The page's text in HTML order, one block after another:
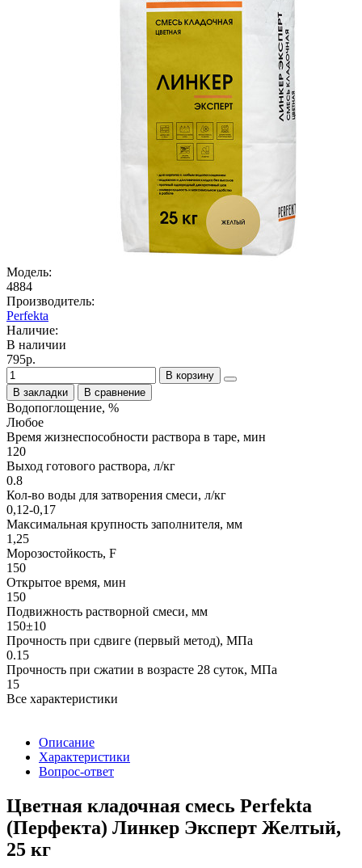
Модель:
4884
Производитель:
Perfekta
Наличие:
В наличии
795р.
В корзину
В закладки
В сравнение
Водопоглощение, %
Любое
Время жизнеспособности раствора в таре, мин
120
Выход готового раствора, л/кг
0.8
Кол-во воды для затворения смеси, л/кг
0,12-0,17
Максимальная крупность заполнителя, мм
1,25
Морозостойкость, F
150
Открытое время, мин
150
Подвижность растворной смеси, мм
150±10
Прочность при сдвиге (первый метод), МПа
0.15
Прочность при сжатии в возрасте 28 суток, МПа
15
Все характеристики
Описание
Характеристики
Вопрос-ответ
Цветная кладочная смесь Perfekta
(Перфекта) Линкер Эксперт Желтый,
25 кг